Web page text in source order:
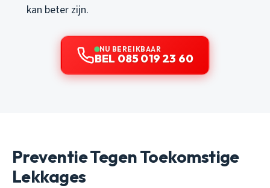
kan beter zijn.
NU BEREIKBAAR
BEL 085 019 23 60
Preventie Tegen Toekomstige
Lekkages